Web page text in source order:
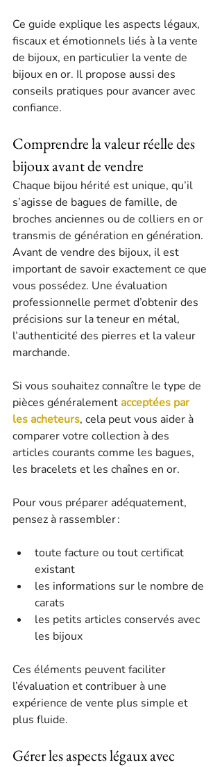
Ce guide explique les aspects légaux,
fiscaux et émotionnels liés à la vente
de bijoux, en particulier la vente de
bijoux en or. Il propose aussi des
conseils pratiques pour avancer avec
confiance.
Comprendre la valeur réelle des
bijoux avant de vendre
Chaque bijou hérité est unique, qu’il
s’agisse de bagues de famille, de
broches anciennes ou de colliers en or
transmis de génération en génération.
Avant de vendre des bijoux, il est
important de savoir exactement ce que
vous possédez. Une évaluation
professionnelle permet d’obtenir des
précisions sur la teneur en métal,
l’authenticité des pierres et la valeur
marchande.
Si vous souhaitez connaître le type de
pièces généralement acceptées par
les acheteurs, cela peut vous aider à
comparer votre collection à des
articles courants comme les bagues,
les bracelets et les chaînes en or.
Pour vous préparer adéquatement,
pensez à rassembler :
toute facture ou tout certificat
existant
les informations sur le nombre de
carats
les petits articles conservés avec
les bijoux
Ces éléments peuvent faciliter
l’évaluation et contribuer à une
expérience de vente plus simple et
plus fluide.
Gérer les aspects légaux avec